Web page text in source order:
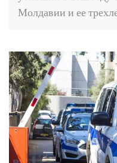
Молдавии и ее